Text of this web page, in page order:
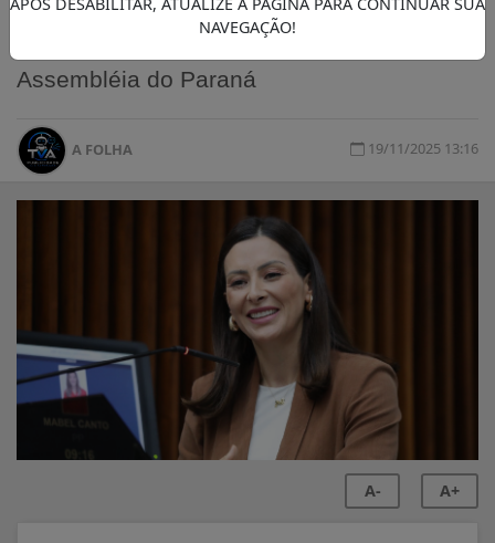
enfrentamento à violência contra
Assembléia do Paraná
A FOLHA 19/11/2025 13:16
A- A+
NAVEGAÇÃO!